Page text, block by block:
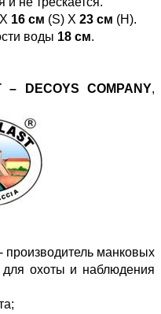
16 cм (S) Х 23 см (H).
воды 18 см.
– DECOYS COMPANY,
манковых
для охоты и наблюдения